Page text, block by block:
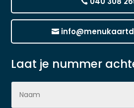
Laat je nummer